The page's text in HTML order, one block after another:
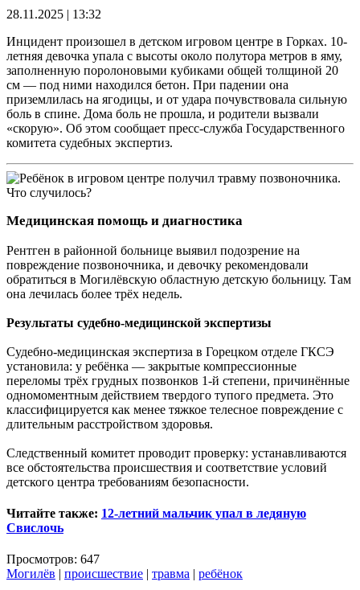
28.11.2025 | 13:32
Инцидент произошел в детском игровом центре в Горках. 10-
летняя девочка упала с высоты около полутора метров в яму,
заполненную поролоновыми кубиками общей толщиной 20
см — под ними находился бетон. При падении она
приземлилась на ягодицы, и от удара почувствовала сильную
боль в спине. Дома боль не прошла, и родители вызвали
«скорую». Об этом сообщает пресс-служба Государственного
комитета судебных экспертиз.
Медицинская помощь и диагностика
Рентген в районной больнице выявил подозрение на
повреждение позвоночника, и девочку рекомендовали
обратиться в Могилёвскую областную детскую больницу. Там
она лечилась более трёх недель.
Результаты судебно-медицинской экспертизы
Судебно-медицинская экспертиза в Горецком отделе ГКСЭ
установила: у ребёнка — закрытые компрессионные
переломы трёх грудных позвонков 1-й степени, причинённые
одномоментным действием твердого тупого предмета. Это
классифицируется как менее тяжкое телесное повреждение с
длительным расстройством здоровья.
Следственный комитет проводит проверку: устанавливаются
все обстоятельства происшествия и соответствие условий
детского центра требованиям безопасности.
Читайте также: 12-летний мальчик упал в ледяную
Свислочь
Просмотров: 647
Могилёв | происшествие | травма | ребёнок